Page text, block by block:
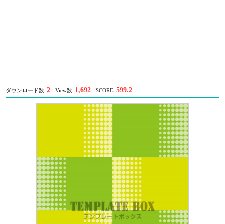
ダウンロード数 2 View数 1,692 SCORE 599.2